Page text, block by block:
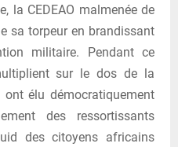
la CEDEAO malmenée de
sa torpeur en brandissant
militaire. Pendant ce
sur le dos de la
élu démocratiquement
des ressortissants
des citoyens africains